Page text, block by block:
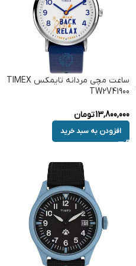
ساعت مچی مردانه تایمکس TIMEX
TW2V41900
13,800,000تومان
افزودن به سبد خرید